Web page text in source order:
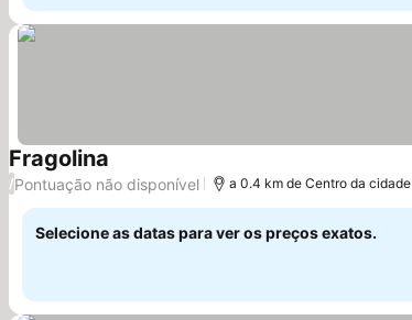
Fragolina
/Pontuação não disponível a 0.4 km de Centro da cidade
Selecione as datas para ver os preços exatos.